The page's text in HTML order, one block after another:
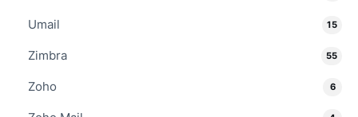
Umail 15
Zimbra 55
Zoho 6